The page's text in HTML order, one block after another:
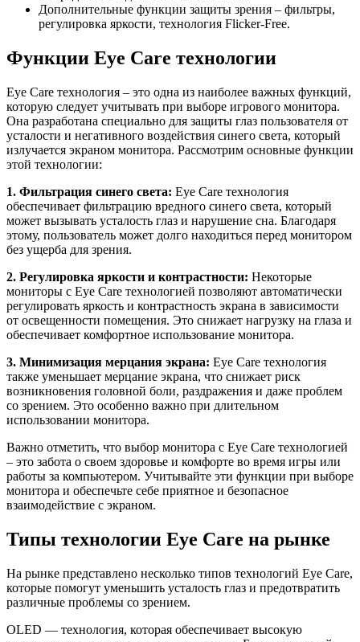
Дополнительные функции защиты зрения – фильтры,
регулировка яркости, технология Flicker-Free.
Функции Eye Care технологии
Eye Care технология – это одна из наиболее важных функций,
которую следует учитывать при выборе игрового монитора.
Она разработана специально для защиты глаз пользователя от
усталости и негативного воздействия синего света, который
излучается экраном монитора. Рассмотрим основные функции
этой технологии:
1. Фильтрация синего света: Eye Care технология
обеспечивает фильтрацию вредного синего света, который
может вызывать усталость глаз и нарушение сна. Благодаря
этому, пользователь может долго находиться перед монитором
без ущерба для зрения.
2. Регулировка яркости и контрастности: Некоторые
мониторы с Eye Care технологией позволяют автоматически
регулировать яркость и контрастность экрана в зависимости
от освещенности помещения. Это снижает нагрузку на глаза и
обеспечивает комфортное использование монитора.
3. Минимизация мерцания экрана: Eye Care технология
также уменьшает мерцание экрана, что снижает риск
возникновения головной боли, раздражения и даже проблем
со зрением. Это особенно важно при длительном
использовании монитора.
Важно отметить, что выбор монитора с Eye Care технологией
– это забота о своем здоровье и комфорте во время игры или
работы за компьютером. Учитывайте эти функции при выборе
монитора и обеспечьте себе приятное и безопасное
взаимодействие с экраном.
Типы технологии Eye Care на рынке
На рынке представлено несколько типов технологий Eye Care,
которые помогут уменьшить усталость глаз и предотвратить
различные проблемы со зрением.
ОLED — технология, которая обеспечивает высокую